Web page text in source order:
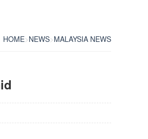
HOME>NEWS>MALAYSIA NEWS